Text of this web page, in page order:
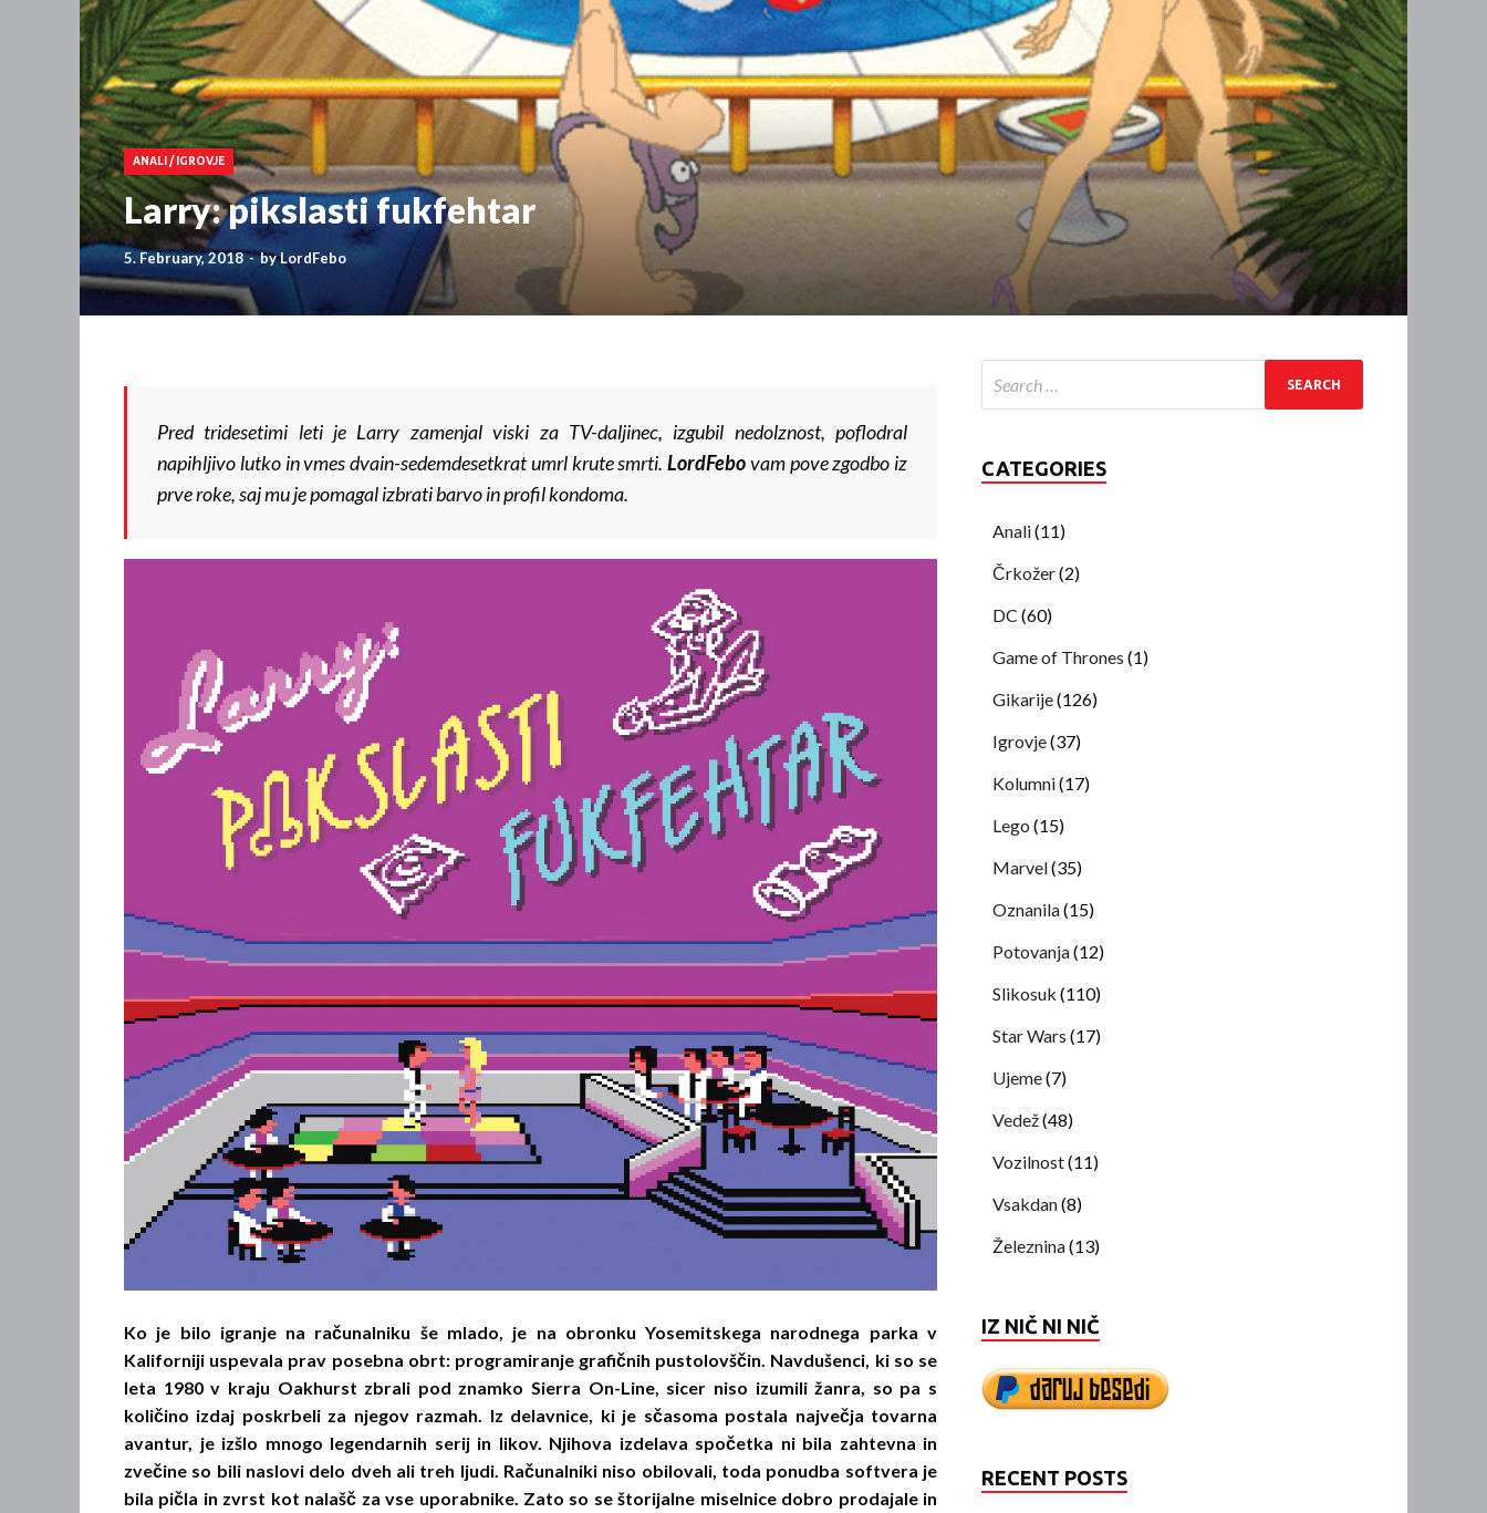
ANALI / IGROVJE
Larry: pikslasti fukfehtar
5. February, 2018-byLordFebo
Pred tridesetimi leti je Larry zamenjal viski za TV-daljinec, izgubil nedolznost, poflodral
napihljivo lutko in vmes dvain-sedemdesetkrat umrl krute smrti. LordFebovam pove zgodbo iz
prve roke, saj mu je pomagal izbrati barvo in profil kondoma.
Ko je bilo igranje na računalniku še mlado, je na obronku Yosemitskega narodnega parka v
Kaliforniji uspevala prav posebna obrt: programiranje grafičnih pustolovščin. Navdušenci, ki so se
leta 1980 v kraju Oakhurst zbrali pod znamko Sierra On-Line, sicer niso izumili žanra, so pa s
količino izdaj poskrbeli za njegov razmah. Iz delavnice, ki je sčasoma postala največja tovarna
avantur, je izšlo mnogo legendarnih serij in likov. Njihova izdelava spočetka ni bila zahtevna in
zvečine so bili naslovi delo dveh ali treh ljudi. Računalniki niso obilovali, toda ponudba softvera je
bila pičla in zvrst kot nalašč za vse uporabnike. Zato so se štorijalne miselnice dobro prodajale in
CATEGORIES
Anali(11)
Črkožer(2)
DC (60)
Game of Thrones (1)
Gikarije(126)
Igrovje(37)
Kolumni(17)
Lego (15)
Marvel(35)
Oznanila(15)
Potovanja(12)
Slikosuk (110)
Star Wars (17)
Ujeme(7)
Vedež(48)
Vozilnost(11)
Vsakdan(8)
Železnina(13)
IZ NIČ NI NIČ
RECENT POSTS